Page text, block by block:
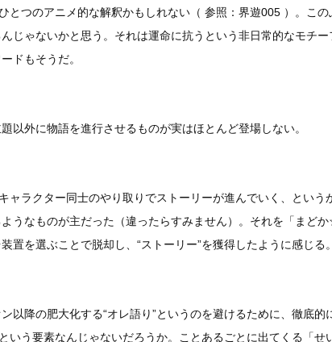
とつのアニメ的な解釈かもしれない（ 参照：界遊005 ）。こ
じゃないかと思う。それは運命に抗うという非日常的なモチー
ドもそうだ。
以外に物語を進行させるものが実はほとんど登場しない。
ャラクター同士のやり取りでストーリーが進んでいく、という
ようなものが主だった（違ったらすみません）。それを「まど
置を選ぶことで脱却し、“ストーリー”を獲得したように感じる。
以降の肥大化する“オレ語り”というのを避けるために、徹底的
いう要素なんじゃないだろうか。ことあるごとに出てくる「せ